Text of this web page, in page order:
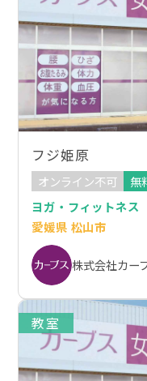
フジ姫原
オンライン不可
無
ヨガ・フィットネス
愛媛県 松山市
株式会社カー
教室